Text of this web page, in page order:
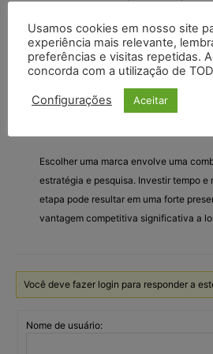
10.Obtenha
Antes de finalizar sua decisão,
clientes, parceiros de negócios e outras
Escolher uma marca envolve uma
estratégia e pesquisa. Investir tempo e
etapa pode resultar em uma forte
vantagem competitiva significativa a
Você deve fazer login para responder a
Nome de usuário:
Usamos cookies em nosso site
experiência mais relevante,
preferências e visitas repetidas.
concorda com a utilização de
Configurações Aceitar